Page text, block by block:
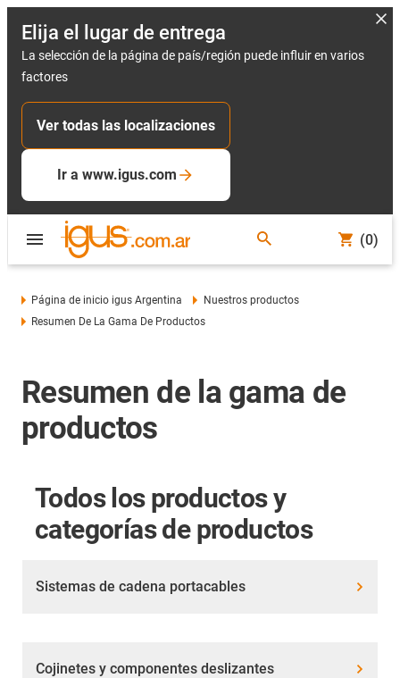
Elija el lugar de entrega
La selección de la página de país/región puede influir en varios
factores
Ver todas las localizaciones
Ir a www.igus.com
(0)
Página de inicio igus Argentina
Nuestros productos
Resumen De La Gama De Productos
Resumen de la gama de
productos
Todos los productos y
categorías de productos
Sistemas de cadena portacables
Cojinetes y componentes deslizantes